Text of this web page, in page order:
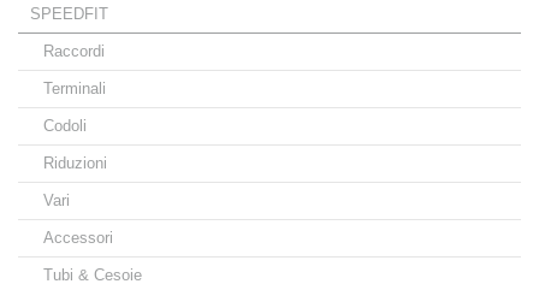
SPEEDFIT
Raccordi
Terminali
Codoli
Riduzioni
Vari
Accessori
Tubi & Cesoie